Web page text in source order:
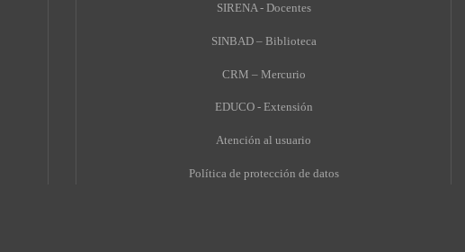
SIRENA - Docentes
SINBAD – Biblioteca
CRM – Mercurio
EDUCO - Extensión
Atención al usuario
Política de protección de datos